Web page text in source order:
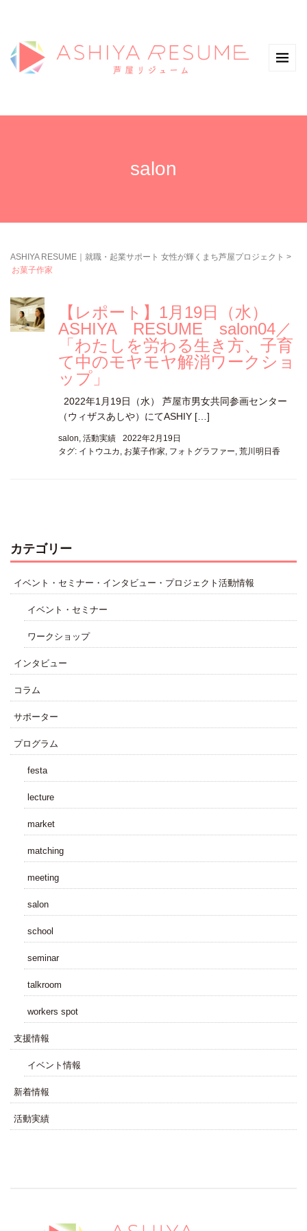
salon
ASHIYA RESUME｜就職・起業サポート 女性が輝くまち芦屋プロジェクト >
お菓子作家
【レポート】1月19日（水）
ASHIYA RESUME salon04／
「わたしを労わる生き方、子育
て中のモヤモヤ解消ワークショ
ップ」
2022年1月19日（水） 芦屋市男女共同参画センター
（ウィザスあしや）にてASHIY […]
salon 活動実績
2022年2月19日
タグ: イトウユカ お菓子作家 フォトグラファー 荒川明日香
カテゴリー
イベント・セミナー・インタビュー・プロジェクト活動情報
イベント・セミナー
ワークショップ
インタビュー
コラム
サポーター
プログラム
festa
lecture
market
matching
meeting
salon
school
seminar
talkroom
workers spot
⽀援情報
イベント情報
新着情報
活動実績